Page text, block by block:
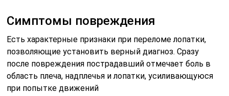
Симптомы повреждения
Есть характерные признаки при переломе лопатки,
позволяющие установить верный диагноз. Сразу
после повреждения пострадавший отмечает боль в
область плеча, надплечья и лопатки, усиливающуюся
при попытке движений